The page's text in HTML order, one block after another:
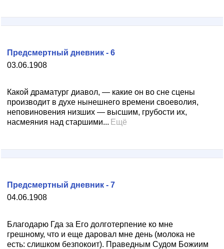
03.06.1908
Предсмертный дневник - 6
Какой драматург диавол, — какие он во сне сцены
производит в духе нынешнего времени своеволия,
неповиновения низших — высшим, грубости их,
насмеяния над старшими... Ещё
04.06.1908
Предсмертный дневник - 7
Благодарю Гда за Его долготерпение ко мне
грешному, что и еще даровал мне день (молока не
есть: слишком безпокоит). Праведным Судом Божиим